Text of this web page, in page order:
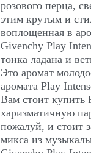
розового перца,
этим крутым и
воплощенная в
Givenchy Play
тонка ладана и
Это аромат
аромата Play
Вам стоит купить
харизматичную
пожалуй, и стоит
микса из